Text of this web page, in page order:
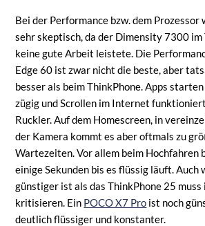
Bei der Performance bzw. dem Prozessor
sehr skeptisch, da der Dimensity 7300 im
keine gute Arbeit leistete. Die
Edge 60 ist zwar nicht die beste, aber
besser als beim ThinkPhone. Apps
zügig und Scrollen im Internet
Ruckler. Auf dem Homescreen, in
der Kamera kommt es aber oftmals zu
Wartezeiten. Vor allem beim Hochfahren
einige Sekunden bis es flüssig läuft. Auch
günstiger ist als das ThinkPhone 25
kritisieren. Ein POCO X7 Pro ist noch
deutlich flüssiger und konstanter.